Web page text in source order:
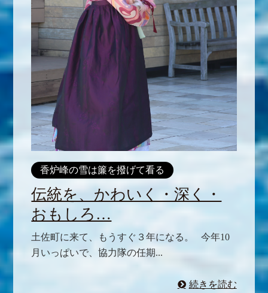
香炉峰の雪は簾を撥げて看る
伝統を、かわいく・深く・
おもしろ…
土佐町に来て、もうすぐ３年になる。 今年10
月いっぱいで、協力隊の任期...
続きを読む